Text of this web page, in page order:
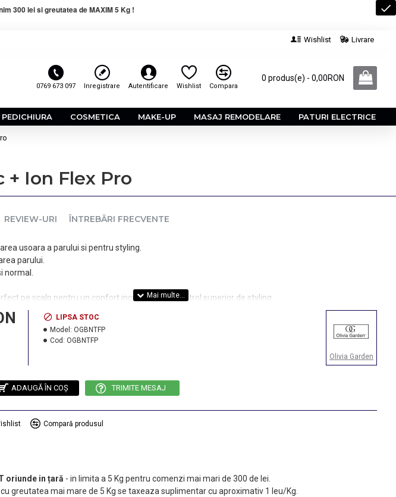
300 lei si greutatea de MAXIM 5 Kg !
Wishlist Livrare
0769 673 097 Inregistrare Autentificare Wishlist Compara
0 produs(e) - 0,00RON
COSMETICA MAKE-UP MASAJ REMODELARE PATURI ELECTRICE
+ Ion Flex Pro
REVIEW-URI ÎNTREBĂRI FRECVENTE
usoara a parului si pentru styling.
parului.
normal.
pe scalp pentru un confort incredibil si un control superior de styling.
masaj capilara.
LIPSA STOC
Model: OGBNTFP
Cod: OGBNTFP
Olivia Garden
ADAUGĂ ÎN COŞ TRIMITE MESAJ
Compară produsul
oriunde in țară - in limita a 5 Kg pentru comenzi mai mari de 300 de lei.
greutatea mai mare de 5 Kg se taxeaza suplimentar cu aproximativ 1 leu/Kg.